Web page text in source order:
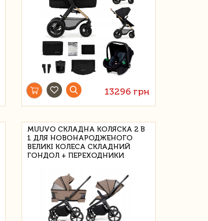
13296 грн
MUUVO СКЛАДНА КОЛЯСКА 2 В
1 ДЛЯ НОВОНАРОДЖЕНОГО
ВЕЛИКІ КОЛЕСА СКЛАДНИЙ
ГОНДОЛ + ПЕРЕХОДНИКИ